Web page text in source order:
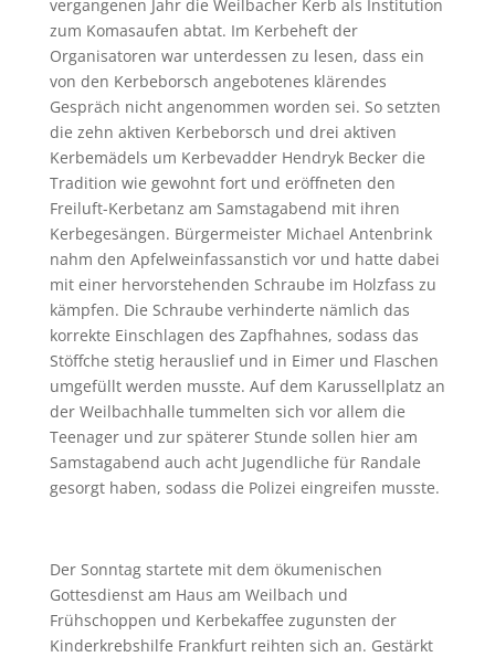
vergangenen Jahr die Weilbacher Kerb als Institution
zum Komasaufen abtat. Im Kerbeheft der
Organisatoren war unterdessen zu lesen, dass ein
von den Kerbeborsch angebotenes klärendes
Gespräch nicht angenommen worden sei. So setzten
die zehn aktiven Kerbeborsch und drei aktiven
Kerbemädels um Kerbevadder Hendryk Becker die
Tradition wie gewohnt fort und eröffneten den
Freiluft-Kerbetanz am Samstagabend mit ihren
Kerbegesängen. Bürgermeister Michael Antenbrink
nahm den Apfelweinfassanstich vor und hatte dabei
mit einer hervorstehenden Schraube im Holzfass zu
kämpfen. Die Schraube verhinderte nämlich das
korrekte Einschlagen des Zapfhahnes, sodass das
Stöffche stetig herauslief und in Eimer und Flaschen
umgefüllt werden musste. Auf dem Karussellplatz an
der Weilbachhalle tummelten sich vor allem die
Teenager und zur späterer Stunde sollen hier am
Samstagabend auch acht Jugendliche für Randale
gesorgt haben, sodass die Polizei eingreifen musste.
Der Sonntag startete mit dem ökumenischen
Gottesdienst am Haus am Weilbach und
Frühschoppen und Kerbekaffee zugunsten der
Kinderkrebshilfe Frankfurt reihten sich an. Gestärkt